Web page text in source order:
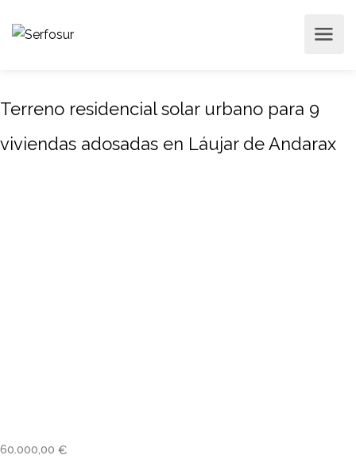
Terreno residencial solar urbano para 9
viviendas adosadas en Láujar de Andarax
60.000,00 €